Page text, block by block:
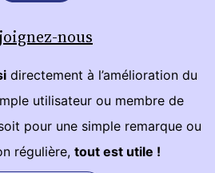
nous
directement à l’amélioration du
utilisateur ou membre de
pour une simple remarque ou
régulière, tout est utile !